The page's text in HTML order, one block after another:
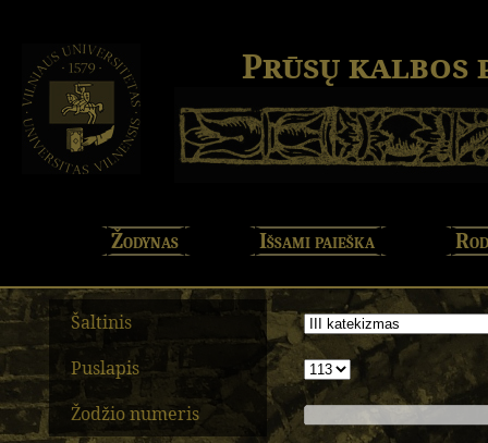
Prūsų kalbos
Žodynas Išsami paieška
Šaltinis
Puslapis
Žodžio numeris